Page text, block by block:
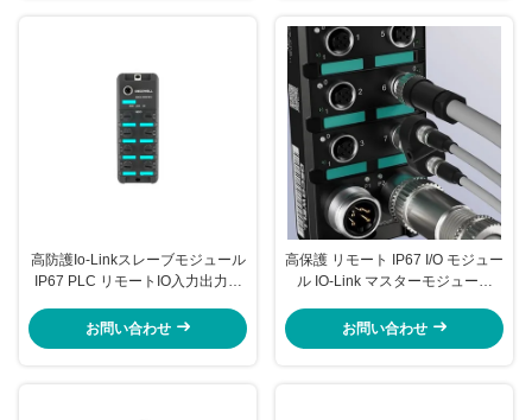
高防護Io-Linkスレーブモジュール
IP67 PLC リモートIO入力出力モ
お問い合わせ
高保護 リモート IP67 I/O モジュー
ル IO-Link マスターモジュール
お問い合わせ